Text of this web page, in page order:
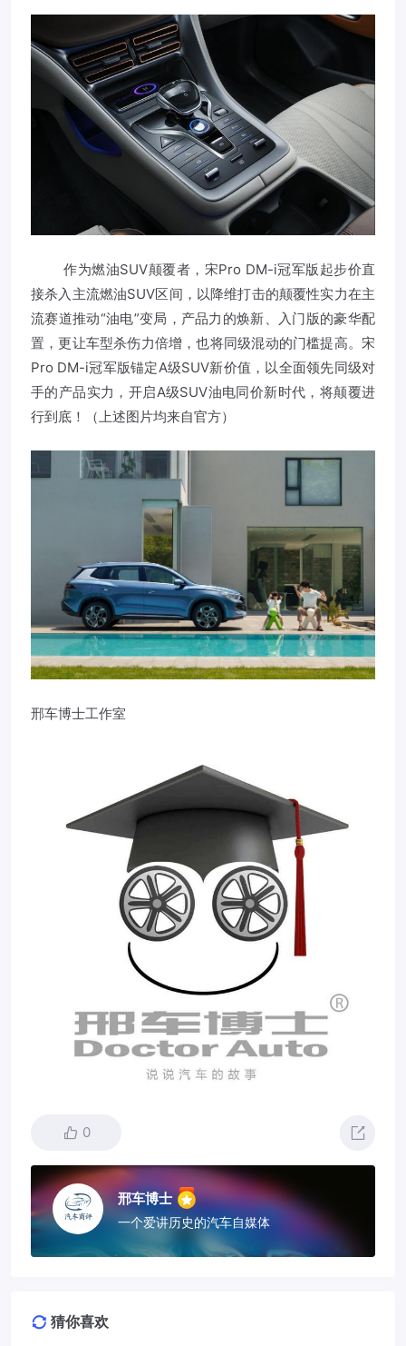
作为燃油SUV颠覆者，宋Pro DM-i冠军版起步价直
接杀入主流燃油SUV区间，以降维打击的颠覆性实力在主
流赛道推动“油电”变局，产品力的焕新、入门版的豪华配
置，更让车型杀伤力倍增，也将同级混动的门槛提高。宋
Pro DM-i冠军版锚定A级SUV新价值，以全面领先同级对
手的产品实力，开启A级SUV油电同价新时代，将颠覆进
行到底！（上述图片均来自官方）
邢车博士工作室
0
邢车博士
一个爱讲历史的汽车自媒体
猜你喜欢